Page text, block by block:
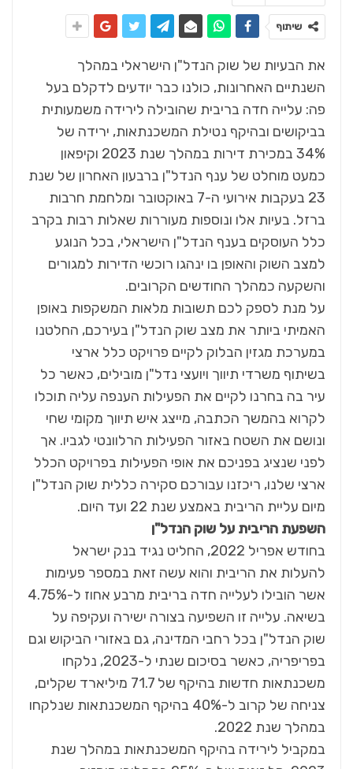
שיתוף
את הבעיות של שוק הנדל"ן הישראלי במהלך
השנתיים האחרונות, כולנו כבר יודעים לדקלם בעל
פה: עלייה חדה בריבית שהובילה לירידה משמעותית
בביקושים ובהיקף נטילת המשכנתאות, ירידה של
34% במכירת דירות במהלך שנת 2023 וקיפאון
כמעט מוחלט של ענף הנדל"ן ברבעון האחרון של שנת
23 בעקבות אירועי ה-7 באוקטובר ומלחמת חרבות
ברזל. בעיות אלו ונוספות מעוררות שאלות רבות בקרב
כלל העוסקים בענף הנדל"ן הישראלי, בכל הנוגע
למצב השוק והאופן בו ינהגו רוכשי הדירות למגורים
והשקעה כמהלך החודשים הקרובים.
על מנת לספק לכם תשובות מלאות המשקפות באופן
האמיתי ביותר את מצב שוק הנדל"ן בעירכם, החלטנו
במערכת מגזין הבלוק לקיים פרויקט כלל ארצי
בשיתוף משרדי תיווך ויועצי נדל"ן מובילים, כאשר כל
עיר בה בחרנו לקיים את הפעילות הענפה עליה תוכלו
לקרוא בהמשך הכתבה, מייצג איש תיווך מקומי שחי
ונושם את השטח באזור הפעילות הרלוונטי לגביו. אך
לפני שנציג בפניכם את אופי הפעילות בפרויקט הכלל
ארצי שלנו, ריכזנו עבורכם סקירה כללית שוק הנדל"ן
מיום עליית הריבית באמצע שנת 22 ועד היום.
השפעת הריבית על שוק הנדל"ן
בחודש אפריל 2022, החליט נגיד בנק ישראל
להעלות את הריבית והוא עשה זאת במספר פעימות
אשר הובילו לעלייה חדה בריבית מרבע אחוז ל-4.75%
בשיאה. עלייה זו השפיעה בצורה ישירה ועקיפה על
שוק הנדל"ן בכל רחבי המדינה, גם באזורי הביקוש וגם
בפריפריה, כאשר בסיכום שנתי ל-2023, נלקחו
משכנתאות חדשות בהיקף של 71.7 מיליארד שקלים,
צניחה של קרוב ל-40% בהיקף המשכנתאות שנלקחו
במהלך שנת 2022.
במקביל לירידה בהיקף המשכנתאות במהלך שנת